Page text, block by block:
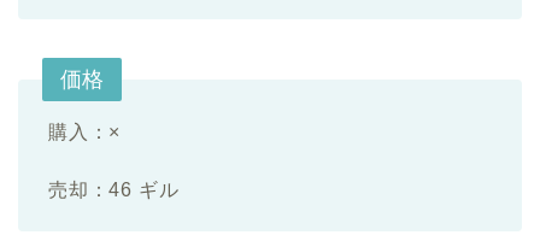
価格
購入：×
売却：46 ギル